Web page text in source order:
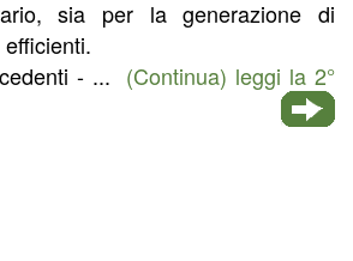
sia per la generazione di
- ... (Continua) leggi la 2°